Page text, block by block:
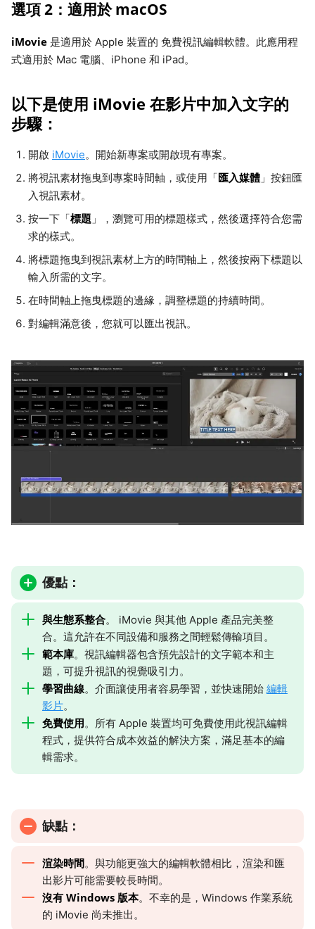
選項 2：適用於 macOS
iMovie 是適用於 Apple 裝置的 免費視訊編輯軟體。此應用程
式適用於 Mac 電腦、iPhone 和 iPad。
以下是使用 iMovie 在影片中加入文字的
步驟：
開啟 iMovie。開始新專案或開啟現有專案。
將視訊素材拖曳到專案時間軸，或使用「匯入媒體 」按鈕匯
入視訊素材。
按一下「標題 」，瀏覽可用的標題樣式，然後選擇符合您需
求的樣式。
將標題拖曳到視訊素材上方的時間軸上，然後按兩下標題以
輸入所需的文字。
在時間軸上拖曳標題的邊緣，調整標題的持續時間。
對編輯滿意後，您就可以匯出視訊。
優點：
與生態系整合。 iMovie 與其他 Apple 產品完美整
合。這允許在不同設備和服務之間輕鬆傳輸項目。
範本庫。視訊編輯器包含預先設計的文字範本和主
題，可提升視訊的視覺吸引力。
學習曲線。介面讓使用者容易學習，並快速開始 編輯
影片。
免費使用。所有 Apple 裝置均可免費使用此視訊編輯
程式，提供符合成本效益的解決方案，滿足基本的編
輯需求。
缺點：
渲染時間。與功能更強大的編輯軟體相比，渲染和匯
出影片可能需要較長時間。
沒有 Windows 版本。不幸的是，Windows 作業系統
的 iMovie 尚未推出。